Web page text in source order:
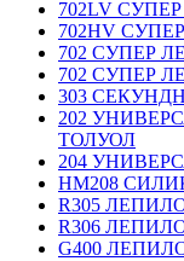
702LV
702HV
702 СУПЕР
702 СУПЕР
303
202
ТОЛУОЛ
204
HM208
R305
R306
G400